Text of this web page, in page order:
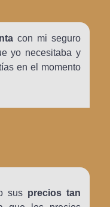
con mi seguro
yo necesitaba y
en el momento
sus precios tan